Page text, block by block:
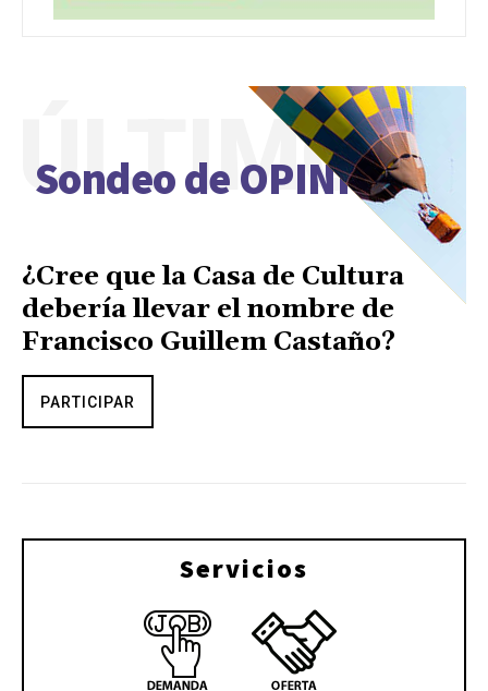
Sondeo de OPINIÓN
ÚLTIMO
¿Cree que la Casa de Cultura
debería llevar el nombre de
Francisco Guillem Castaño?
PARTICIPAR
Servicios